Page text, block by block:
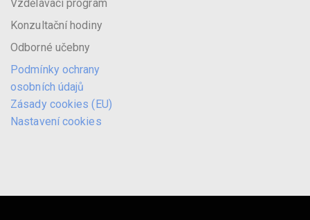
Vzdělávací program
Konzultační hodiny
Odborné učebny
Podmínky ochrany
osobních údajů
Zásady cookies (EU)
Nastavení cookies